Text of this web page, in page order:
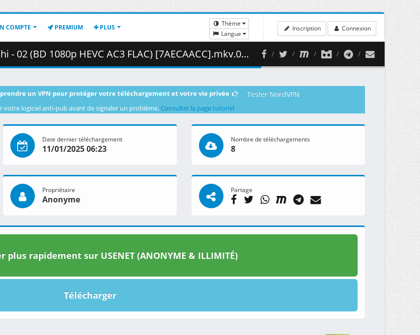
COMPTE PREMIUM PLUS
Thème
Langue
Inscription Connexion
1080p HEVC AC3 FLAC) [7AECAACC].mkv.001 ( 323.26 MB )
un VPN pour protéger votre téléchargement et votre vie privée Tester NordVPN
votre logiciel anti-pub avant de signaler un problème. Consulter la page tutoriel
Date dernier téléchargement
11/01/2025 06:23
Nombre de téléchargements
8
Propriétaire
Anonyme
Partage
plus rapidement sur USENET (ANONYME & ILLIMITÉ)
Télécharger